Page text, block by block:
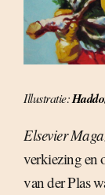
Illustratie:
Elsevier
verkiezing en
van der Plas